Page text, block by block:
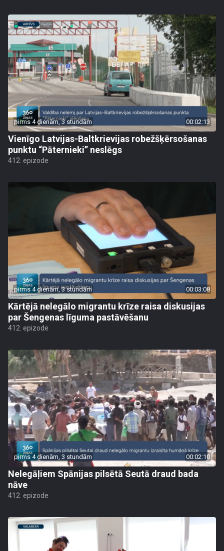
pirms 4 dienām, 3 stundām 00:02:13
Vienīgo Latvijas-Baltkrievijas robežšķērsošanas
punktu “Pāternieki” neslēgs
412. epizode
pirms 4 dienām, 3 stundām 00:03:08
Kārtējā nelegālo migrantu krīze raisa diskusijas
par Šengenas līguma pastāvēšanu
412. epizode
pirms 4 dienām, 3 stundām 00:02:10
Nelegāļiem Spānijas pilsētā Seutā draud bada
nāve
412. epizode